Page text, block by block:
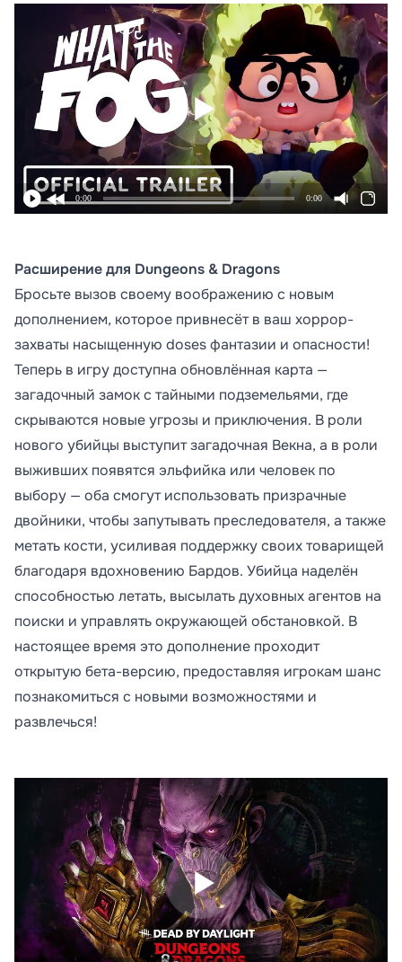
0:00 0:00
Расширение для Dungeons & Dragons
Бросьте вызов своему воображению с новым
дополнением, которое привнесёт в ваш хоррор-
захваты насыщенную doses фантазии и опасности!
Теперь в игру доступна обновлённая карта —
загадочный замок с тайными подземельями, где
скрываются новые угрозы и приключения. В роли
нового убийцы выступит загадочная Векна, а в роли
выживших появятся эльфийка или человек по
выбору — оба смогут использовать призрачные
двойники, чтобы запутывать преследователя, а также
метать кости, усиливая поддержку своих товарищей
благодаря вдохновению Бардов. Убийца наделён
способностью летать, высылать духовных агентов на
поиски и управлять окружающей обстановкой. В
настоящее время это дополнение проходит
открытую бета-версию, предоставляя игрокам шанс
познакомиться с новыми возможностями и
развлечься!